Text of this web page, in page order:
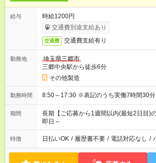
給与
時給1200円
交通費別途支給あり
交通費 交通費支給有り
勤務地
埼玉県三郷市
三郷中央駅から徒歩6分
その他製造
勤務時間 8:50～17:30 ※表記のうち実働7時間30
期間
長期【ご応募から1週間以内(最短2日目)
即日～
特徴 日払いOK / 履歴書不要 / 電話対応なし /